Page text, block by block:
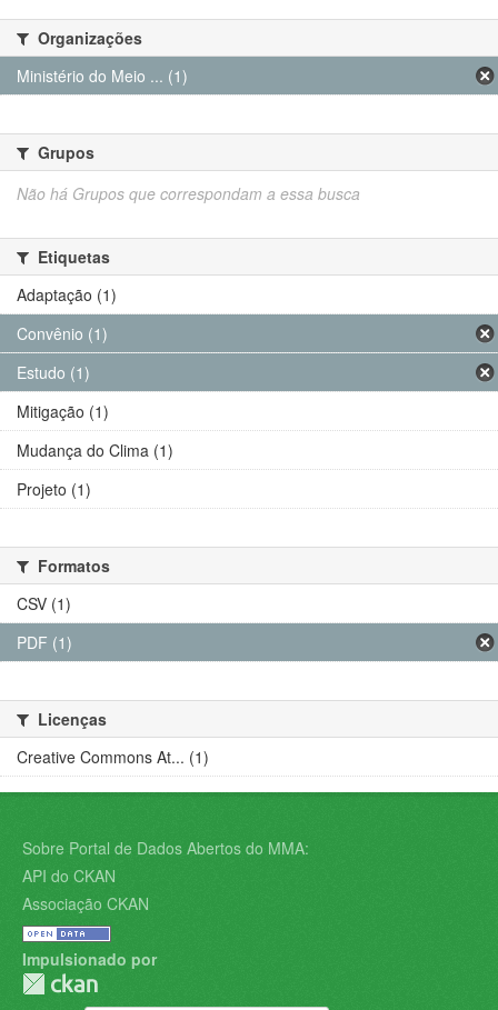
Organizações
Ministério do Meio ... (1)
Grupos
Não há Grupos que correspondam a essa busca
Etiquetas
Adaptação (1)
Convênio (1)
Estudo (1)
Mitigação (1)
Mudança do Clima (1)
Projeto (1)
Formatos
CSV (1)
PDF (1)
Licenças
Creative Commons At... (1)
Sobre Portal de Dados Abertos do MMA:
API do CKAN
Associação CKAN
Impulsionado por